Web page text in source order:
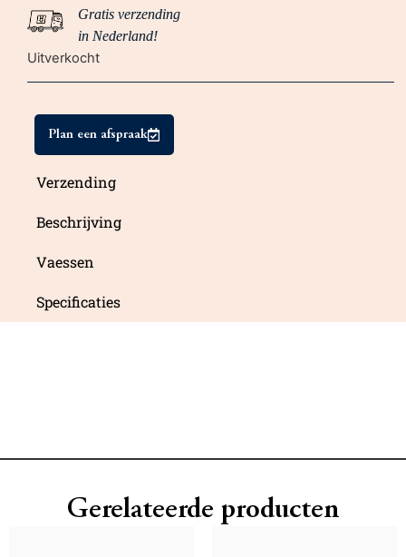
Gratis verzending
in Nederland!
Uitverkocht
Plan een afspraak
Verzending
Beschrijving
Vaessen
Specificaties
Gerelateerde producten